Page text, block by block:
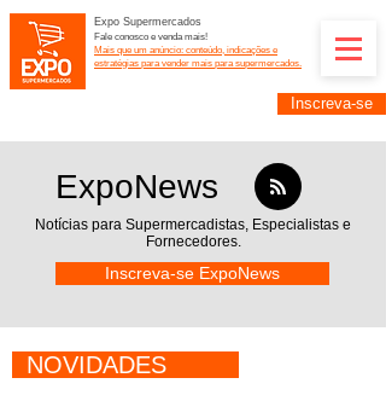
Expo Supermercados
Fale conosco e venda mais!
Mais que um anúncio: conteúdo, indicações e
estratégias para vender mais para supermercados.
Inscreva-se
ExpoNews
Notícias para Supermercadistas, Especialistas e
Fornecedores.
Inscreva-se ExpoNews
NOVIDADES